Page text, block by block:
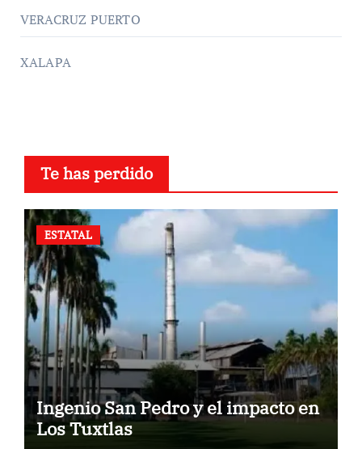
VERACRUZ PUERTO
XALAPA
Te has perdido
ESTATAL
Ingenio San Pedro y el impacto en
Los Tuxtlas